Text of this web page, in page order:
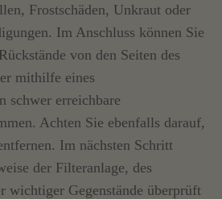
Frostschäden, Unkraut oder
Im Anschluss können Sie
von den Seiten des
mithilfe eines
schwer erreichbare
Achten Sie ebenfalls darauf,
Im nächsten Schritt
der Filteranlage, des
wichtiger Gegenstände überprüft